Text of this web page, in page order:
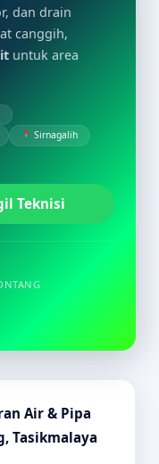
dan drain
canggih,
untuk area
Sirnagalih
Teknisi
Air & Pipa
Tasikmalaya